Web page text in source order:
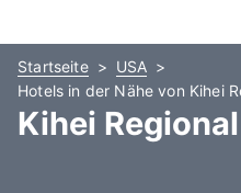
Startseite
USA
Hotels in der Nähe von Kihei
Kihei